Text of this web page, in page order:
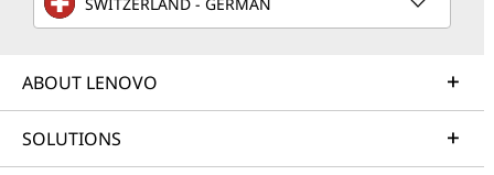
ABOUT LENOVO
SOLUTIONS